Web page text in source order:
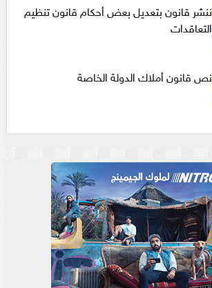
ننشر قانون بتعديل بعض أحكام قانون تنظيم
التعاقدات
نص قانون أملاك الدولة الخاصة